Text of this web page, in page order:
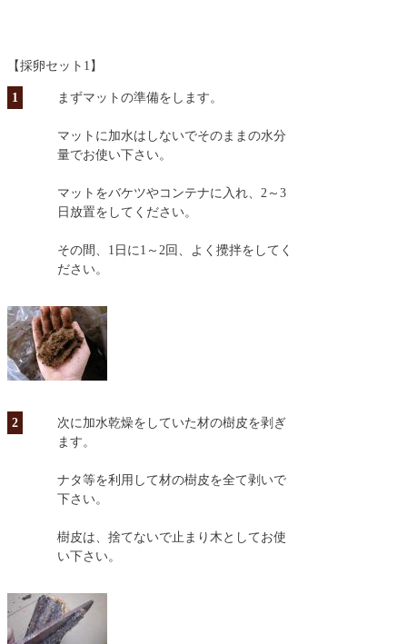
【採卵セット1】
1 まずマットの準備をします。
マットに加水はしないでそのままの水分
量でお使い下さい。
マットをバケツやコンテナに入れ、2～3
日放置をしてください。
その間、1日に1～2回、よく攪拌をしてく
ださい。
2
次に加水乾燥をしていた材の樹皮を剥ぎ
ます。
ナタ等を利用して材の樹皮を全て剥いで
下さい。
樹皮は、捨てないで止まり木としてお使
い下さい。